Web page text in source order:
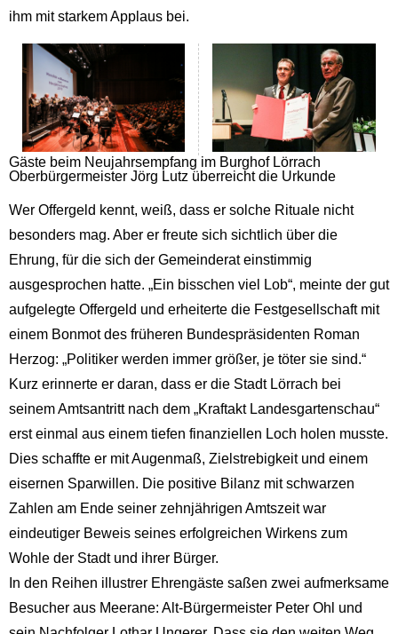
ihm mit starkem Applaus bei.
Gäste beim Neujahrsempfang im Burghof Lörrach
Oberbürgermeister Jörg Lutz überreicht die Urkunde
Wer Offergeld kennt, weiß, dass er solche Rituale nicht
besonders mag. Aber er freute sich sichtlich über die
Ehrung, für die sich der Gemeinderat einstimmig
ausgesprochen hatte. „Ein bisschen viel Lob“, meinte der gut
aufgelegte Offergeld und erheiterte die Festgesellschaft mit
einem Bonmot des früheren Bundespräsidenten Roman
Herzog: „Politiker werden immer größer, je töter sie sind.“
Kurz erinnerte er daran, dass er die Stadt Lörrach bei
seinem Amtsantritt nach dem „Kraftakt Landesgartenschau“
erst einmal aus einem tiefen finanziellen Loch holen musste.
Dies schaffte er mit Augenmaß, Zielstrebigkeit und einem
eisernen Sparwillen. Die positive Bilanz mit schwarzen
Zahlen am Ende seiner zehnjährigen Amtszeit war
eindeutiger Beweis seines erfolgreichen Wirkens zum
Wohle der Stadt und ihrer Bürger.
In den Reihen illustrer Ehrengäste saßen zwei aufmerksame
Besucher aus Meerane: Alt-Bürgermeister Peter Ohl und